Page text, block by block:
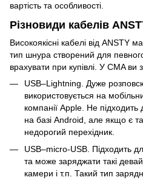
вартість та особливості.
Різновиди кабелів
Високоякісні кабелі від ANSTY
тип шнура створений для
врахувати при купівлі. У CMA
USB–Lightning. Дуже
використовується на
компанії Apple. Не
на базі Android, але якщо є
недорогий перехідник
USB–micro-USB. Підходить
та може заряджати такі
камери і т.п. Такий тип